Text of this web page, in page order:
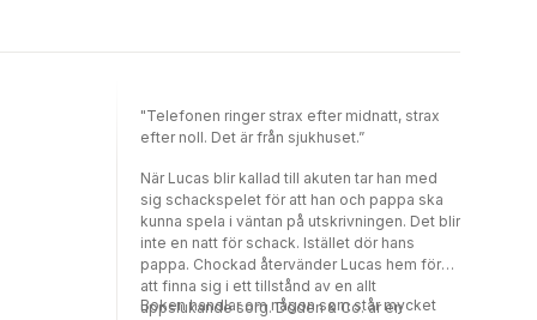
"Telefonen ringer strax efter midnatt, strax
efter noll. Det är från sjukhuset.”
När Lucas blir kallad till akuten tar han med
sig schackspelet för att han och pappa ska
kunna spela i väntan på utskrivningen. Det blir
inte en natt för schack. Istället dör hans
pappa. Chockad återvänder Lucas hem för
att finna sig i ett tillstånd av en allt
uppslukande sorg. Döden & Co. är en
Boken handlar om någon som står mycket